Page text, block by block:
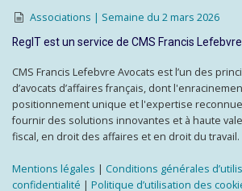
Associations | Semaine du 2 mars 2026
RegIT est un service de CMS Francis
CMS Francis Lefebvre Avocats est l’un des
d’avocats d’affaires français, dont
positionnement unique et l'expertise
fournir des solutions innovantes et à haute
fiscal, en droit des affaires et en droit du travail.
Mentions légales | Conditions générales
confidentialité | Politique d’utilisation des